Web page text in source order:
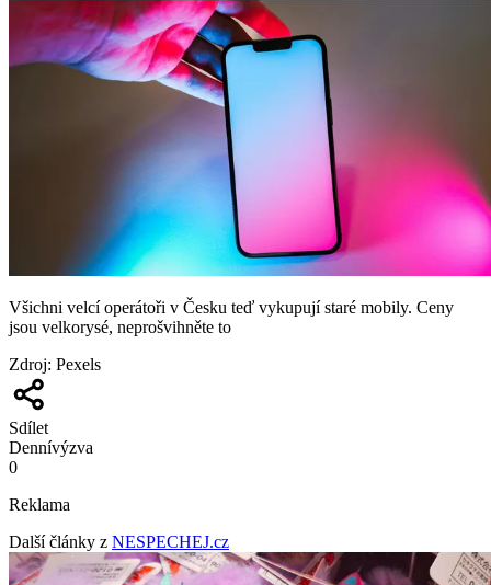
Všichni velcí operátoři v Česku teď vykupují staré mobily. Ceny
jsou velkorysé, neprošvihněte to
Zdroj: Pexels
Sdílet
Dennívýzva
0
Reklama
Další články z NESPECHEJ.cz